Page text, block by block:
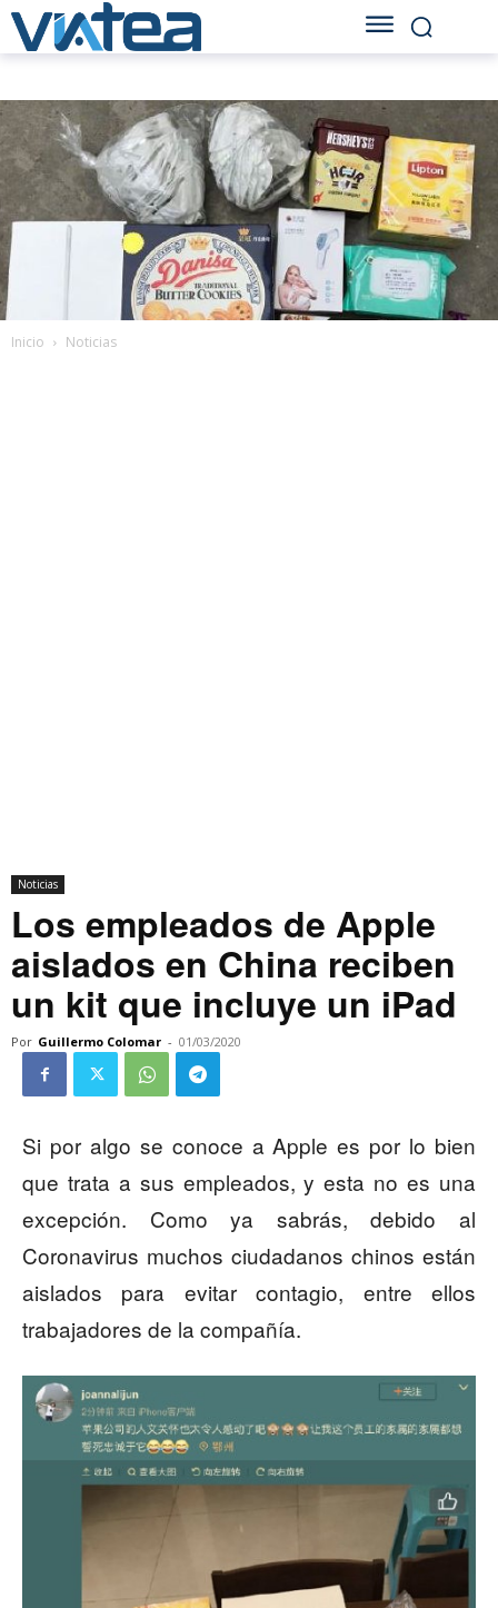
Inicio Noticias
Noticias
Los empleados de Apple
aislados en China reciben
un kit que incluye un iPad
Por Guillermo Colomar - 01/03/2020
Si por algo se conoce a Apple es por lo bien
que trata a sus empleados, y esta no es una
excepción. Como ya sabrás, debido al
Coronavirus muchos ciudadanos chinos están
aislados para evitar contagio, entre ellos
trabajadores de la compañía.